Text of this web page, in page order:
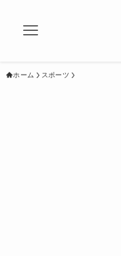
ホーム スポーツ